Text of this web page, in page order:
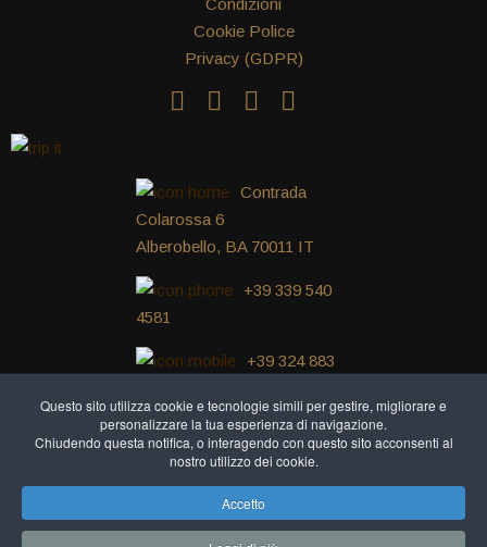
Cookie Police
Privacy (GDPR)
Contrada
Colarossa 6
Alberobello, BA 70011 IT
+39 339 540
4581
+39 324 883
+39 339 540 4581
Questo sito utilizza cookie e tecnologie simili per gestire, migliorare e
personalizzare la tua esperienza di navigazione.
Chiudendo questa notifica, o interagendo con questo sito acconsenti al
nostro utilizzo dei cookie.
Accetto